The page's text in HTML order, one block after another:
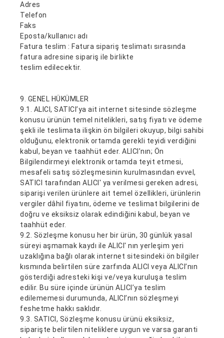
Adres
Telefon
Faks
Eposta/kullanıcı adı
Fatura teslim : Fatura sipariş teslimatı sırasında
fatura adresine sipariş ile birlikte
teslim edilecektir.
9. GENEL HÜKÜMLER
9.1. ALICI, SATICI’ya ait internet sitesinde sözleşme
konusu ürünün temel nitelikleri, satış fiyatı ve ödeme
şekli ile teslimata ilişkin ön bilgileri okuyup, bilgi sahibi
olduğunu, elektronik ortamda gerekli teyidi verdiğini
kabul, beyan ve taahhüt eder. ALICI’nın; Ön
Bilgilendirmeyi elektronik ortamda teyit etmesi,
mesafeli satış sözleşmesinin kurulmasından evvel,
SATICI tarafından ALICI' ya verilmesi gereken adresi,
siparişi verilen ürünlere ait temel özellikleri, ürünlerin
vergiler dâhil fiyatını, ödeme ve teslimat bilgilerini de
doğru ve eksiksiz olarak edindiğini kabul, beyan ve
taahhüt eder.
9.2. Sözleşme konusu her bir ürün, 30 günlük yasal
süreyi aşmamak kaydı ile ALICI' nın yerleşim yeri
uzaklığına bağlı olarak internet sitesindeki ön bilgiler
kısmında belirtilen süre zarfında ALICI veya ALICI’nın
gösterdiği adresteki kişi ve/veya kuruluşa teslim
edilir. Bu süre içinde ürünün ALICI’ya teslim
edilememesi durumunda, ALICI’nın sözleşmeyi
feshetme hakkı saklıdır.
9.3. SATICI, Sözleşme konusu ürünü eksiksiz,
siparişte belirtilen niteliklere uygun ve varsa garanti